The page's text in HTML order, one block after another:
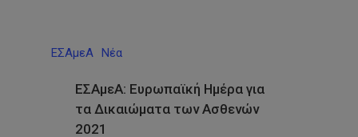
ΕΣΑμεΑ Νέα
ΕΣΑμεΑ: Ευρωπαϊκή Ημέρα για
τα Δικαιώματα των Ασθενών
2021